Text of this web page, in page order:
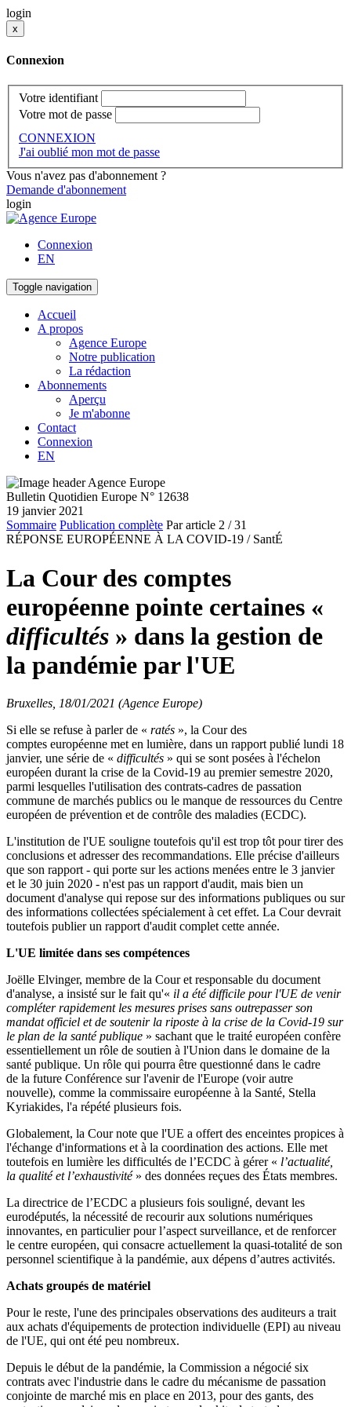
login
x
Connexion
Votre identifiant
Votre mot de passe
CONNEXION
J'ai oublié mon mot de passe
Vous n'avez pas d'abonnement ?
Demande d'abonnement
login
Connexion
EN
Toggle navigation
Accueil
A propos
Agence Europe
Notre publication
La rédaction
Abonnements
Aperçu
Je m'abonne
Contact
Connexion
EN
Bulletin Quotidien Europe N° 12638
19 janvier 2021
Sommaire Publication complète Par article 2 / 31
RÉPONSE EUROPÉENNE À LA COVID-19 / SantÉ
La Cour des comptes
européenne pointe certaines «
difficultés » dans la gestion de
la pandémie par l'UE
Bruxelles, 18/01/2021 (Agence Europe)
Si elle se refuse à parler de « ratés », la Cour des
comptes européenne met en lumière, dans un rapport publié lundi 18
janvier, une série de « difficultés » qui se sont posées à l'échelon
européen durant la crise de la Covid-19 au premier semestre 2020,
parmi lesquelles l'utilisation des contrats-cadres de passation
commune de marchés publics ou le manque de ressources du Centre
européen de prévention et de contrôle des maladies (ECDC).
L'institution de l'UE souligne toutefois qu'il est trop tôt pour tirer des
conclusions et adresser des recommandations. Elle précise d'ailleurs
que son rapport - qui porte sur les actions menées entre le 3 janvier
et le 30 juin 2020 - n'est pas un rapport d'audit, mais bien un
document d'analyse qui repose sur des informations publiques ou sur
des informations collectées spécialement à cet effet. La Cour devrait
toutefois publier un rapport d'audit complet cette année.
L'UE limitée dans ses compétences
Joëlle Elvinger, membre de la Cour et responsable du document
d'analyse, a insisté sur le fait qu'« il a été difficile pour l'UE de venir
compléter rapidement les mesures prises sans outrepasser son
mandat officiel et de soutenir la riposte à la crise de la Covid-19 sur
le plan de la santé publique » sachant que le traité européen confère
essentiellement un rôle de soutien à l'Union dans le domaine de la
santé publique. Un rôle qui pourra être questionné dans le cadre
de la future Conférence sur l'avenir de l'Europe (voir autre
nouvelle), comme la commissaire européenne à la Santé, Stella
Kyriakides, l'a répété plusieurs fois.
Globalement, la Cour note que l'UE a offert des enceintes propices à
l'échange d'informations et à la coordination des actions. Elle met
toutefois en lumière les difficultés de l’ECDC à gérer « l’actualité,
la qualité et l’exhaustivité » des données reçues des États membres.
La directrice de l’ECDC a plusieurs fois souligné, devant les
eurodéputés, la nécessité de recourir aux solutions numériques
innovantes, en particulier pour l’aspect surveillance, et de renforcer
le centre européen, qui consacre actuellement la quasi-totalité de son
personnel scientifique à la pandémie, aux dépens d’autres activités.
Achats groupés de matériel
Pour le reste, l'une des principales observations des auditeurs a trait
aux achats d'équipements de protection individuelle (EPI) au niveau
de l'UE, qui ont été peu nombreux.
Depuis le début de la pandémie, la Commission a négocié six
contrats avec l'industrie dans le cadre du mécanisme de passation
conjointe de marché mis en place en 2013, pour des gants, des